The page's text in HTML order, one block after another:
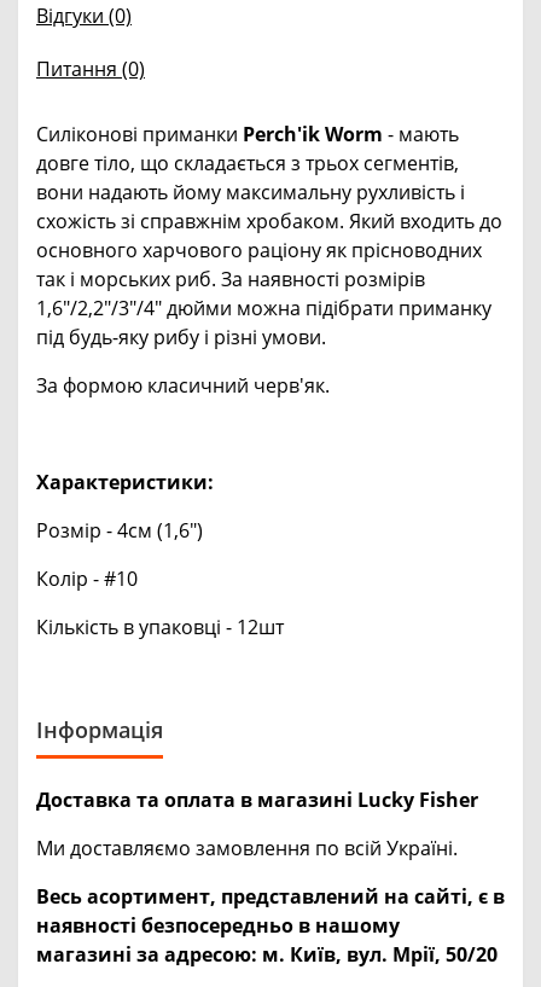
Відгуки (0)
Питання (0)
Силіконові приманки Perch'ik Worm - мають
довге тіло, що складається з трьох сегментів,
вони надають йому максимальну рухливість і
схожість зі справжнім хробаком. Який входить до
основного харчового раціону як прісноводних
так і морських риб. За наявності розмірів
1,6"/2,2"/3"/4" дюйми можна підібрати приманку
під будь-яку рибу і різні умови.
За формою класичний черв'як.
Характеристики:
Розмір - 4см (1,6")
Колір - #10
Кількість в упаковці - 12шт
Інформація
Доставка та оплата в магазині Lucky Fisher
Ми доставляємо замовлення по всій Україні.
Весь асортимент, представлений на сайті, є в
наявності безпосередньо в нашому
магазині за адресою: м. Київ, вул. Мрії, 50/20